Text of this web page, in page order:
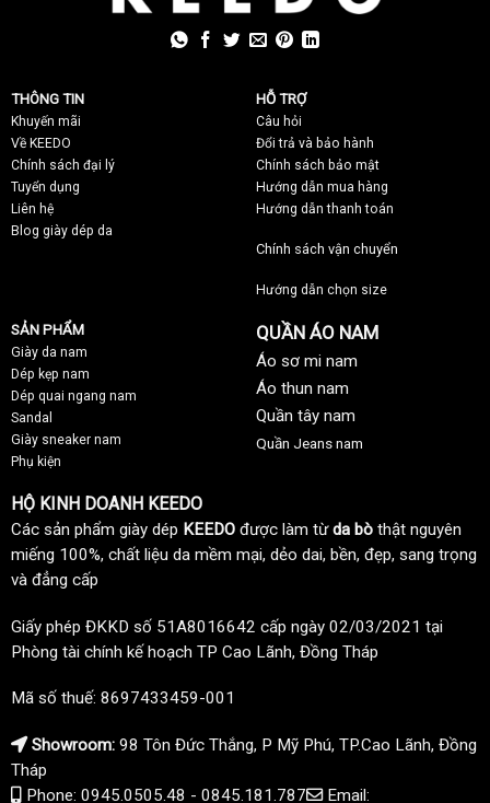
THÔNG TIN
Khuyến mãi
Về KEEDO
Chính sách đại lý
Tuyển dụng
Liên hệ
Blog giày dép da
HỖ TRỢ
Câu hỏi
Đổi trả và bảo hành
Chính sách bảo mật
Hướng dẫn mua hàng
Hướng dẫn thanh toán
Chính sách vận chuyển
Hướng dẫn chọn size
SẢN PHẨM
Giày da nam
Dép kẹp nam
Dép quai ngang nam
Sandal
Giày sneaker nam
Phụ kiện
QUẦN ÁO NAM
Áo sơ mi nam
Áo thun nam
Quần tây nam
Quần Jeans nam
HỘ KINH DOANH KEEDO
Các sản phẩm giày dép KEEDO được làm từda bò thật nguyên
miếng 100%, chất liệu da mềm mại, dẻo dai, bền, đẹp, sang trọng
và đẳng cấp
Giấy phép ĐKKD số 51A8016642 cấp ngày 02/03/2021 tại
Phòng tài chính kế hoạch TP Cao Lãnh, Đồng Tháp
Mã số thuế: 8697433459-001
Showroom: 98 Tôn Đức Thắng, P Mỹ Phú, TP.Cao Lãnh, Đồng
Tháp
Phone: 0945.0505.48 - 0845.181.787
Email: